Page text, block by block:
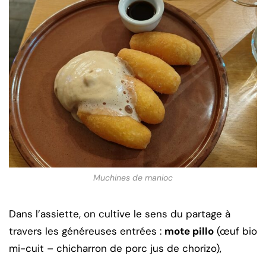
Muchines de manioc
Dans l’assiette, on cultive le sens du partage à
travers les généreuses entrées : mote pillo (œuf bio
mi-cuit – chicharron de porc jus de chorizo),